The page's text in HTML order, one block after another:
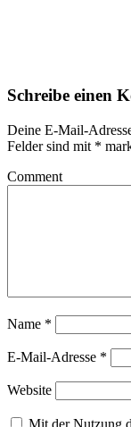
Schreibe einen
Deine E-Mail-
Felder sind mit *
Comment
Name *
E-Mail-Adresse *
Website
Mit der Nutzung